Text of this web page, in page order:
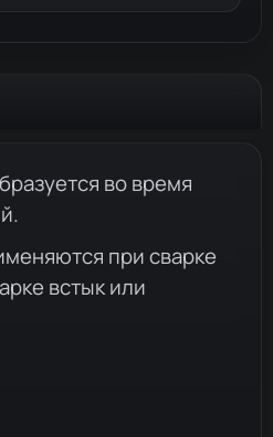
во время
при сварке
встык или